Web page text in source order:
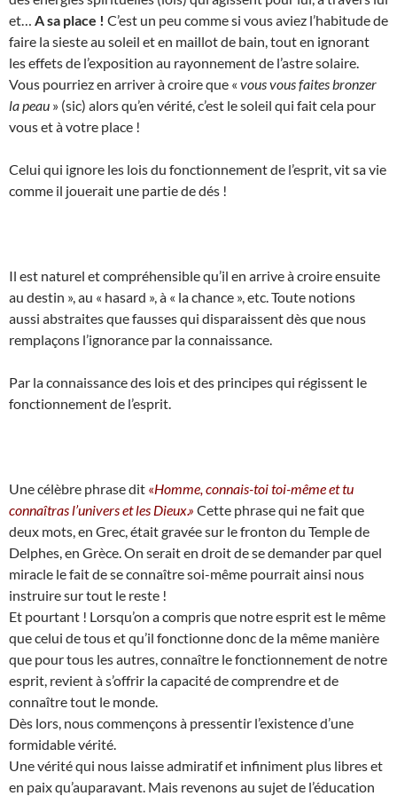
et… A sa place ! C’est un peu comme si vous aviez l’habitude de
faire la sieste au soleil et en maillot de bain, tout en ignorant
les effets de l’exposition au rayonnement de l’astre solaire.
Vous pourriez en arriver à croire que « vous vous faites bronzer
la peau » (sic) alors qu’en vérité, c’est le soleil qui fait cela pour
vous et à votre place !
Celui qui ignore les lois du fonctionnement de l’esprit, vit sa vie
comme il jouerait une partie de dés !
Il est naturel et compréhensible qu’il en arrive à croire ensuite
au destin », au « hasard », à « la chance », etc. Toute notions
aussi abstraites que fausses qui disparaissent dès que nous
remplaçons l’ignorance par la connaissance.
Par la connaissance des lois et des principes qui régissent le
fonctionnement de l’esprit.
Une célèbre phrase dit «Homme, connais-toi toi-même et tu
connaîtras l’univers et les Dieux.» Cette phrase qui ne fait que
deux mots, en Grec, était gravée sur le fronton du Temple de
Delphes, en Grèce. On serait en droit de se demander par quel
miracle le fait de se connaître soi-même pourrait ainsi nous
instruire sur tout le reste !
Et pourtant ! Lorsqu’on a compris que notre esprit est le même
que celui de tous et qu’il fonctionne donc de la même manière
que pour tous les autres, connaître le fonctionnement de notre
esprit, revient à s’offrir la capacité de comprendre et de
connaître tout le monde.
Dès lors, nous commençons à pressentir l’existence d’une
formidable vérité.
Une vérité qui nous laisse admiratif et infiniment plus libres et
en paix qu’auparavant. Mais revenons au sujet de l’éducation